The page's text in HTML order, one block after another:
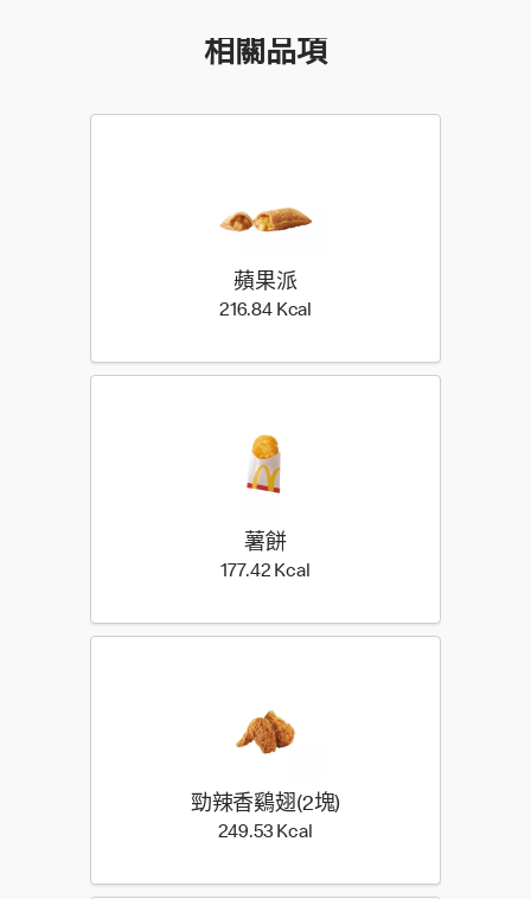
相關品項
蘋果派
216.84 Kcal
薯餅
177.42 Kcal
勁辣香鷄翅(2塊)
249.53 Kcal